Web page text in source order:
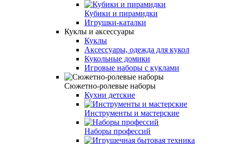
Кубики и пирамидки
Игрушки-каталки
Куклы и аксессуары
Куклы
Аксессуары, одежда для кукол
Кукольные домики
Игровые наборы с куклами
Сюжетно-ролевые наборы
Кухни детские
Инструменты и мастерские
Наборы профессий